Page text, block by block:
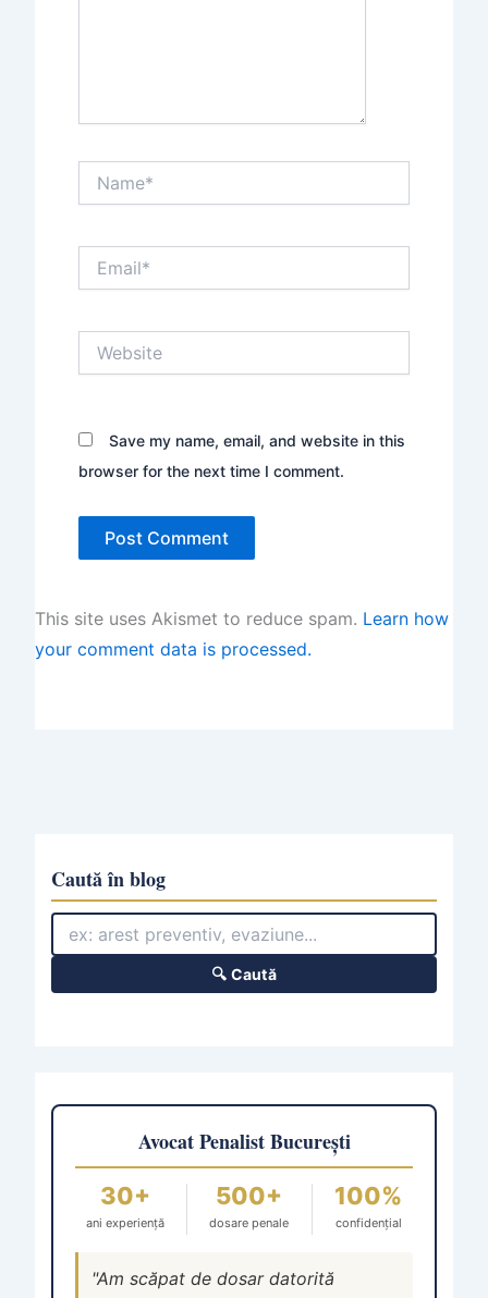
Save my name, email, and website in this
browser for the next time I comment.
This site uses Akismet to reduce spam. Learn how
your comment data is processed.
Caută în blog
🔍 Caută
Avocat Penalist București
30+
ani experiență
500+
dosare penale
100%
confidențial
"Am scăpat de dosar datorită